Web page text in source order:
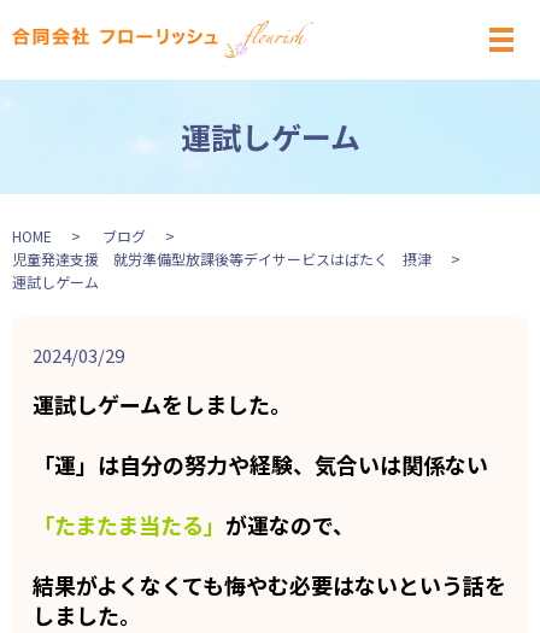
メ
運試しゲーム
HOME
ブログ
児童発達支援 就労準備型放課後等デイサービスはばたく 摂津
運試しゲーム
2024/03/29
運試しゲームをしました。
「運」は自分の努力や経験、気合いは関係ない
「たまたま当たる」 が運なので、
結果がよくなくても悔やむ必要はないという話を
しました。